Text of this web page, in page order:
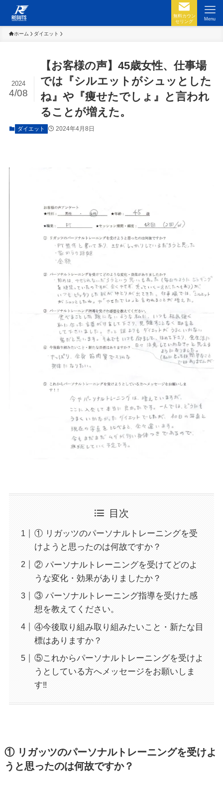
無料カウン
セリング
Menu
ホーム ダイエット
【お客様の声】45歳女性、仕事場
では『シルエットがシュッとした
ね』や『痩せたでしょ』と言われ
ることが増えた。
2024
4/08
ダイエット 2024年4月8日
目次
① リガッツのパーソナルトレーニングを受
けようと思ったのは何故ですか？
② パーソナルトレーニングを受けてどのよ
うな変化・効果がありましたか？
③ パーソナルトレーニング指導を受けた感
想を教えてください。
④今後取り組み取り組みたいこと・新たな目
標はありますか？
⑤これからパーソナルトレーニングを受けよ
うとしている方へメッセージをお願いしま
す‼
① リガッツのパーソナルトレーニングを受けよ
うと思ったのは何故ですか？